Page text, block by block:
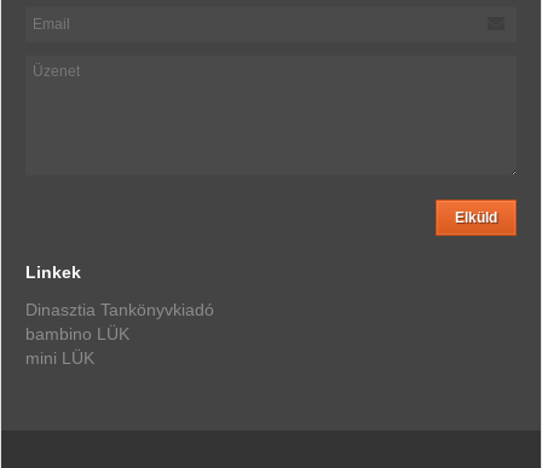
Linkek
Dinasztia Tankönyvkiadó
bambino LÜK
mini LÜK